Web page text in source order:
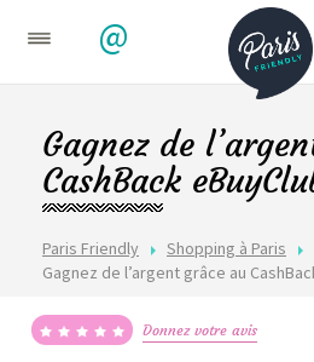
@
Paris Friendly Shopping à Paris
Gagnez de l’argent grâce au
Gagnez de
CashBack
Donnez votre avis